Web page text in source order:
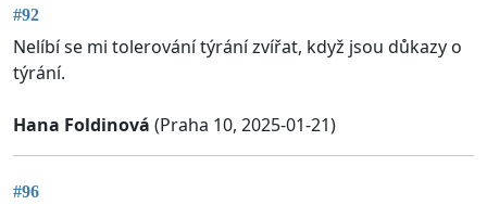
#92
Nelíbí se mi tolerování týrání zvířat, když jsou důkazy o
týrání.
Hana Foldinová (Praha 10, 2025-01-21)
#96